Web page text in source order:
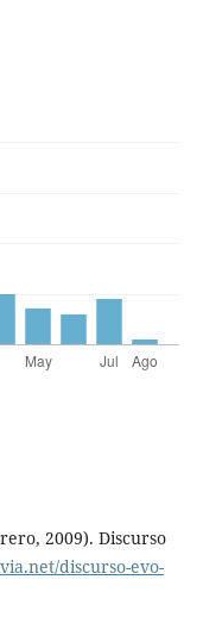
2009). Discurso
discurso-evo-